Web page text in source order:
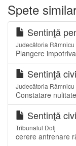
Spete
Sentinţă
Judecătoria Râmnicu
Plangere
Sentinţă
Judecătoria Râmnicu
Constatare
Sentinţă
Tribunalul Dolj
cerere antrenare